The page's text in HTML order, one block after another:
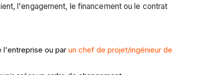
l'engagement, le financement ou le contrat
l'entreprise ou par un chef de projet/ingénieur de